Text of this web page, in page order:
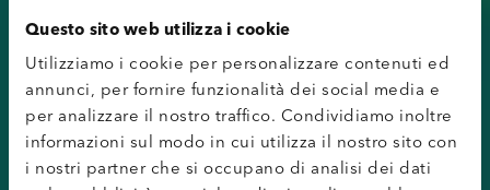
Questo sito web utilizza i cookie
Utilizziamo i cookie per personalizzare contenuti ed
annunci, per fornire funzionalità dei social media e
per analizzare il nostro traffico. Condividiamo inoltre
informazioni sul modo in cui utilizza il nostro sito con
i nostri partner che si occupano di analisi dei dati